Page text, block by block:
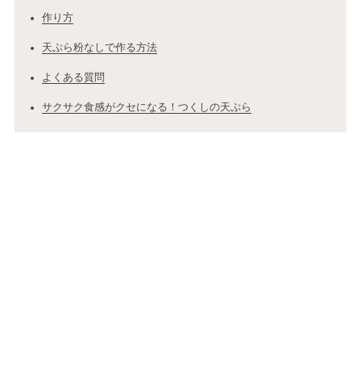
作り方
天ぷら粉なしで作る方法
よくある質問
サクサク食感がクセになる！つくしの天ぷら